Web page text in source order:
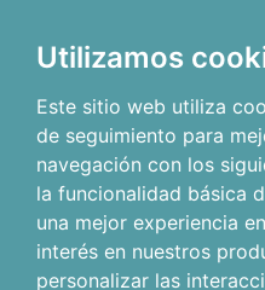
Utilizamos
Este sitio web utiliza
de seguimiento para
navegación con los
la funcionalidad básica
una mejor experiencia
interés en nuestros
personalizar las